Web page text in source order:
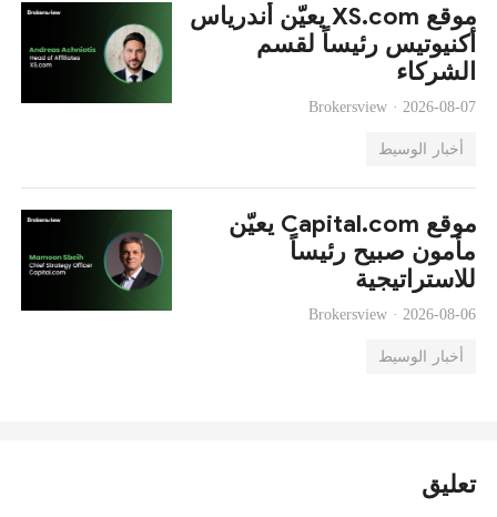
موقع XS.com يعيّن أندرياس
أكنيوتيس رئيساً لقسم
الشركاء
Brokersview · 2026-08-07
أخبار الوسيط
موقع Capital.com يعيّن
مأمون صبيح رئيساً
للاستراتيجية
Brokersview · 2026-08-06
أخبار الوسيط
تعليق